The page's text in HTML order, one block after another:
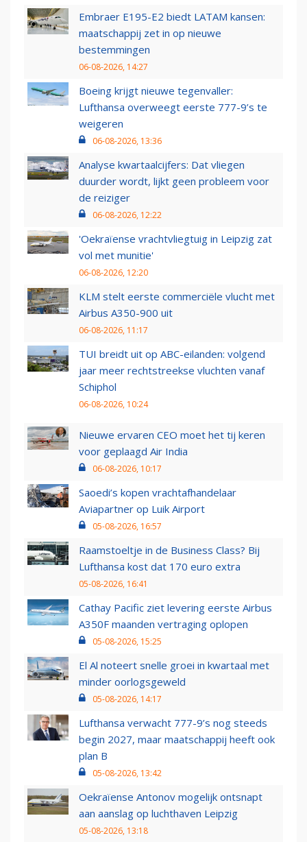
Embraer E195-E2 biedt LATAM kansen:
maatschappij zet in op nieuwe
bestemmingen
06-08-2026, 14:27
Boeing krijgt nieuwe tegenvaller:
Lufthansa overweegt eerste 777-9’s te
weigeren
06-08-2026, 13:36
Analyse kwartaalcijfers: Dat vliegen
duurder wordt, lijkt geen probleem voor
de reiziger
06-08-2026, 12:22
'Oekraïense vrachtvliegtuig in Leipzig zat
vol met munitie'
06-08-2026, 12:20
KLM stelt eerste commerciële vlucht met
Airbus A350-900 uit
06-08-2026, 11:17
TUI breidt uit op ABC-eilanden: volgend
jaar meer rechtstreekse vluchten vanaf
Schiphol
06-08-2026, 10:24
Nieuwe ervaren CEO moet het tij keren
voor geplaagd Air India
06-08-2026, 10:17
Saoedi’s kopen vrachtafhandelaar
Aviapartner op Luik Airport
05-08-2026, 16:57
Raamstoeltje in de Business Class? Bij
Lufthansa kost dat 170 euro extra
05-08-2026, 16:41
Cathay Pacific ziet levering eerste Airbus
A350F maanden vertraging oplopen
05-08-2026, 15:25
El Al noteert snelle groei in kwartaal met
minder oorlogsgeweld
05-08-2026, 14:17
Lufthansa verwacht 777-9’s nog steeds
begin 2027, maar maatschappij heeft ook
plan B
05-08-2026, 13:42
Oekraïense Antonov mogelijk ontsnapt
aan aanslag op luchthaven Leipzig
05-08-2026, 13:18